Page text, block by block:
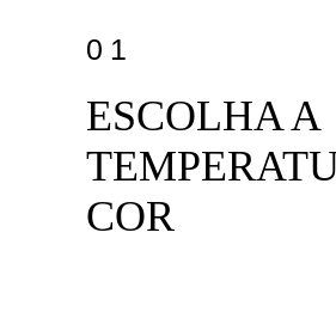
01
ESCOLHA A
COR